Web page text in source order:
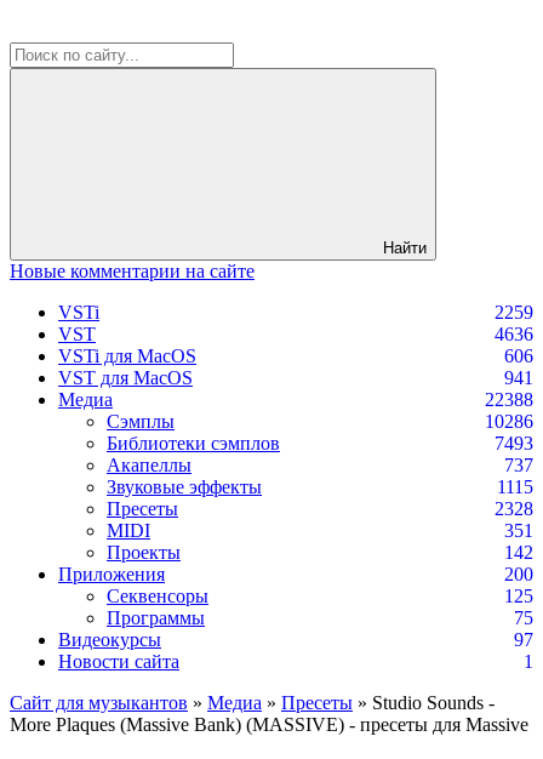
Найти
Новые комментарии на сайте
VSTi
2259
VST
4636
VSTi для MacOS
606
VST для MacOS
941
Медиа
22388
Сэмплы
10286
Библиотеки сэмплов
7493
Акапеллы
737
Звуковые эффекты
1115
Пресеты
2328
MIDI
351
Проекты
142
Приложения
200
Секвенсоры
125
Программы
75
Видеокурсы
97
Новости сайта
1
Сайт для музыкантов » Медиа » Пресеты » Studio Sounds -
More Plaques (Massive Bank) (MASSIVE) - пресеты для Massive